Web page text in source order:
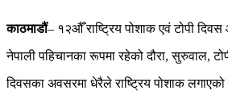
काठमाडौं– १२औँ राष्ट्रिय पोशाक एवं टोपी
नेपाली पहिचानका रूपमा रहेको दौरा, सुरुवाल,
दिवसका अवसरमा धेरैले राष्ट्रिय पोशाक